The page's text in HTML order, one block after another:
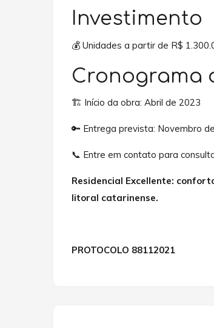
Investimento
💰 Unidades a partir de R$
Cronograma
🏗️ Início da obra: Abril de 2023
🔑 Entrega prevista: Novembro
📞 Entre em contato para
Residencial Excellente:
litoral catarinense.
PROTOCOLO 88112021